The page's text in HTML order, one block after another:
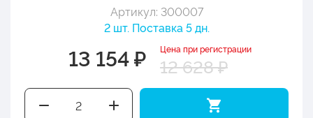
Артикул: 300007
2 шт. Поставка 5 дн.
13 154 ₽ Цена при регистрации
12 628 ₽